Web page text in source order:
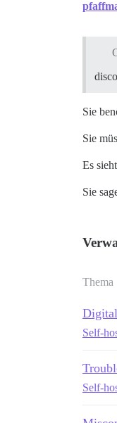
Sie
Sie
Es
Sie
Thema
Self-
Self-